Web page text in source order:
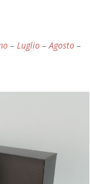
–Luglio –Agosto –